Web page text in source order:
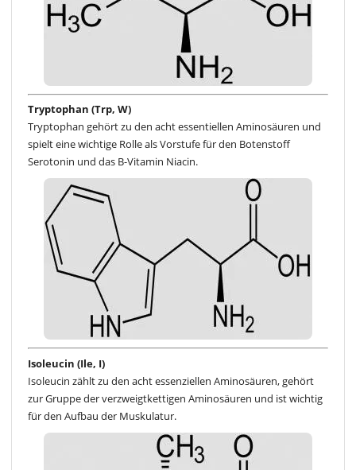
Tryptophan (Trp, W)
Tryptophan gehört zu den acht essentiellen Aminosäuren und
spielt eine wichtige Rolle als Vorstufe für den Botenstoff
Serotonin und das B-Vitamin Niacin.
Isoleucin (Ile, I)
Isoleucin zählt zu den acht essenziellen Aminosäuren, gehört
zur Gruppe der verzweigtkettigen Aminosäuren und ist wichtig
für den Aufbau der Muskulatur.